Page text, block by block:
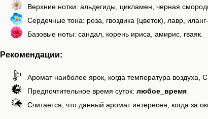
Верхние нотки: альдегиды, цикламен, черная
Сердечные тона: роза, гвоздика (цветок), лавр,
Базовые ноты: сандал, корень ириса, амирис, гваяк.
Рекомендации:
Аромат наиболее ярок, когда температура воздуха,
Предпочтительное время суток: любое_время
Считается, что данный аромат интересен, когда за